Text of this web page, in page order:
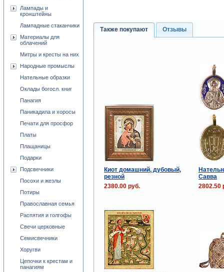
Также покупают Отзывы
Киот домашний, дубовый,
резной
Савва
2380.00 руб.
2802.50
Лампады и
кронштейны
Лампадные стаканчики
Материалы для
облачений
Митры и кресты на них
Народные промыслы
Нательные образки
Оклады богосл. книг
Панагия
Паникадила и хоросы
Печати для просфор
Платы
Плащаницы
Подарки
Подсвечники
Посохи и жезлы
Потиры
Православная семья
Распятия и голгофы
Свечи церковные
Семисвечники
Хоругви
Цепочки к крестам и
панагиям